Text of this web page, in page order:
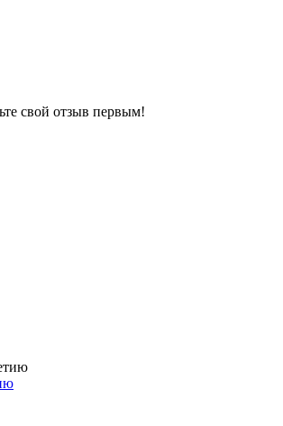
свой отзыв первым!